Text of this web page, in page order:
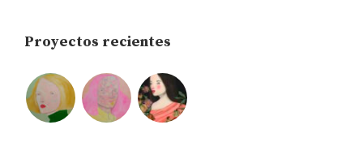
Proyectos recientes